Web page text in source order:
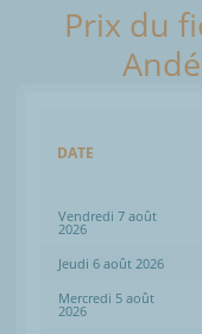
Prix du
DATE
Vendredi 7 août
2026
Jeudi 6 août 2026
Mercredi 5 août
2026